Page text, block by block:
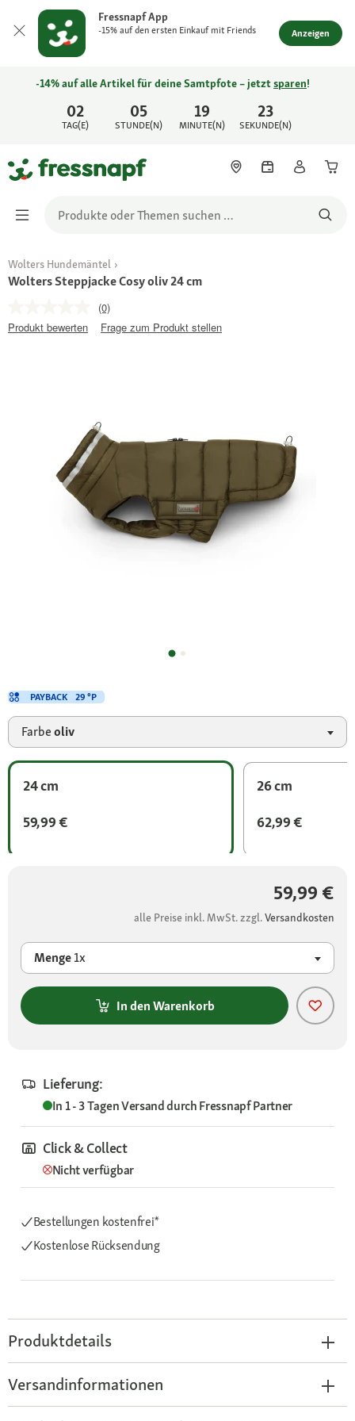
Fressnapf App
-15% auf den ersten Einkauf mit Friends Anzeigen
02
TAG(E)
05
STUNDE(N)
19
MINUTE(N)
23
SEKUNDE(N)
-14% auf alle Artikel für deine Samtpfote – jetztsparen!
Wolters Hundemäntel
Wolters Steppjacke Cosy oliv 24 cm
(0)
Produkt bewerten
Frage zum Produkt stellen
Farbeoliv
24 cm
59,99 €
26 cm
62,99 €
59,99 €
alle Preise inkl. MwSt. zzgl.Versandkosten
Menge1x
In den Warenkorb
Lieferung:
In 1 - 3 TagenVersand durchFressnapf Partner
Click & Collect
Nicht verfügbar
Bestellungen kostenfrei*
Kostenlose Rücksendung
PAYBACK 29 °P
Produktdetails
Versandinformationen